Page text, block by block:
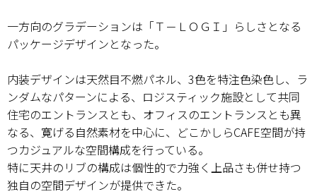
一方向のグラデーションは「Ｔ－ＬＯＧＩ」らしさとなる
パッケージデザインとなった。
内装デザインは天然目不燃パネル、3色を特注色染色し、ラ
ンダムなパターンによる、ロジスティック施設として共同
住宅のエントランスとも、オフィスのエントランスとも異
なる、寛げる自然素材を中心に、どこかしらCAFE空間が持
つカジュアルな空間構成を行っている。
特に天井のリブの構成は個性的で力強く上品さも併せ持つ
独自の空間デザインが提供できた。